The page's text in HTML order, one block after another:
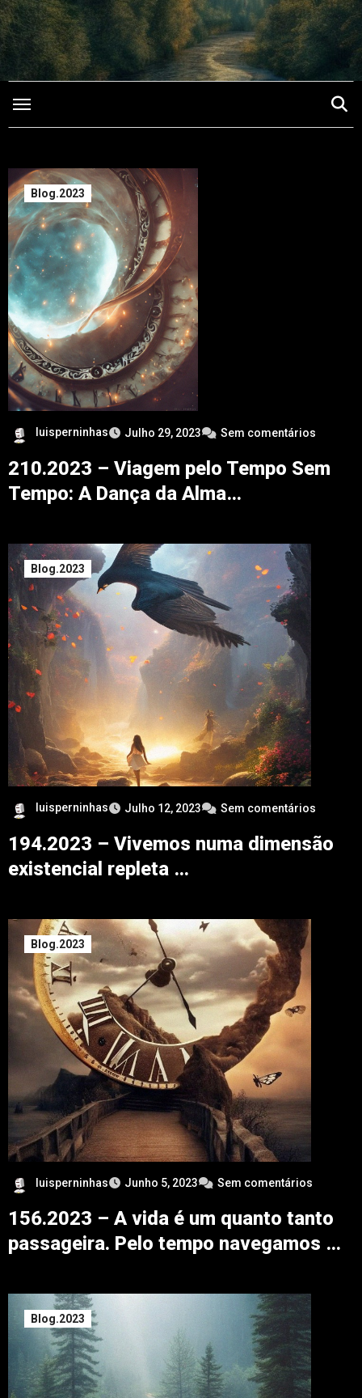
Saltar
para
o
conteúdo
Blog.2023
luisperninhas Julho 29, 2023 Sem comentários
210.2023 – Viagem pelo Tempo Sem
Tempo: A Dança da Alma…
Blog.2023
luisperninhas Julho 12, 2023 Sem comentários
194.2023 – Vivemos numa dimensão
existencial repleta …
Blog.2023
luisperninhas Junho 5, 2023 Sem comentários
156.2023 – A vida é um quanto tanto
passageira. Pelo tempo navegamos …
Blog.2023